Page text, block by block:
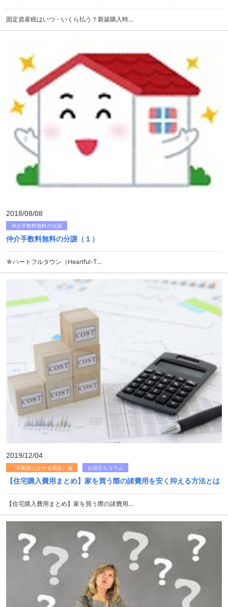
固定資産税はいつ・いくら払う？新築購入時...
2018/08/08
仲介手数料無料の分譲
仲介手数料無料の分譲（１）
☆ハートフルタウン（Heartful-T...
2019/12/04
「不動産にかかる税金」編 お役立ちコラム
【住宅購入費用まとめ】家を買う際の諸費用を安く抑える方法とは
【住宅購入費用まとめ】家を買う際の諸費用...